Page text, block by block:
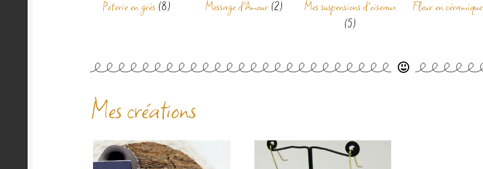
Poterie en grès (8) Message d'Amour(2)
Mes suspensions d'oiseaux
(5)
Fleur en céramique
Mes créations